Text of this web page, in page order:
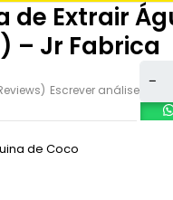
de Extrair
– Jr Fabrica
Escrever análise
de Coco